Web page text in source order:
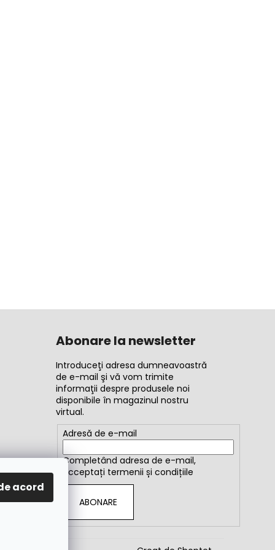
acord
Abonare la newsletter
Introduceţi adresa dumneavoastră
de e-mail şi vă vom trimite
informaţii despre produsele noi
disponibile în magazinul nostru
virtual.
Adresă de e-mail
Completând adresa de e-mail,
acceptați termenii și condițiile
ABONARE